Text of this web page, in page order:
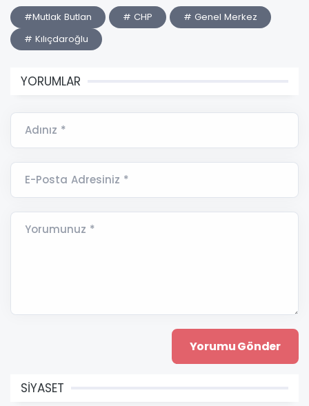
#Mutlak Butlan # CHP
# Genel Merkez
# Kılıçdaroğlu
YORUMLAR
Adınız *
E-Posta Adresiniz *
Yorumunuz *
SİYASET